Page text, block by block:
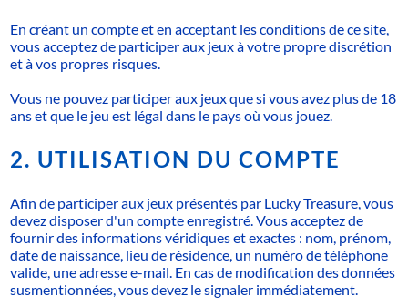
En créant un compte et en acceptant les conditions de ce site,
vous acceptez de participer aux jeux à votre propre discrétion
et à vos propres risques.
Vous ne pouvez participer aux jeux que si vous avez plus de 18
ans et que le jeu est légal dans le pays où vous jouez.
2. UTILISATION DU COMPTE
Afin de participer aux jeux présentés par Lucky Treasure, vous
devez disposer d'un compte enregistré. Vous acceptez de
fournir des informations véridiques et exactes : nom, prénom,
date de naissance, lieu de résidence, un numéro de téléphone
valide, une adresse e-mail. En cas de modification des données
susmentionnées, vous devez le signaler immédiatement.